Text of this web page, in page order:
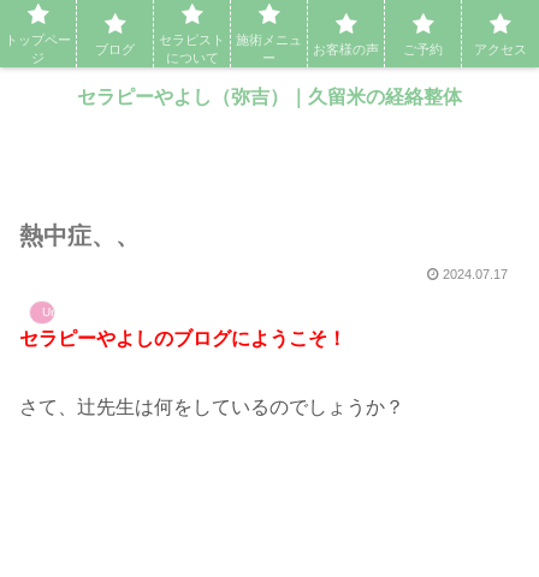
セラピーやよし（弥吉）｜久留米の経絡整体・アロママッサージ・エステ
セラピーやよし（弥吉）｜久留米の経絡整体
熱中症、、
2024.07.17
Uncategorized
セラピーやよしのブログにようこ そ！
さて、辻先生は何をしているのでしょうか？
トップペー
ジ
ブログ
セラピスト
について
施術メニュ
ー
お客様の声 ご予約 アクセス